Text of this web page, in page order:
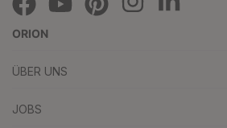
ORION
ÜBER UNS
JOBS